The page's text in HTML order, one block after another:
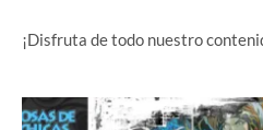
¡Disfruta de todo nuestro